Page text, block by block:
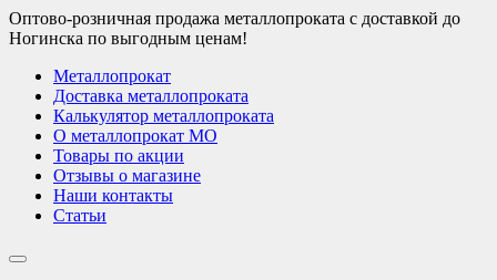
Оптово-розничная продажа металлопроката с доставкой до
Ногинска по выгодным ценам!
Металлопрокат
Доставка металлопроката
Калькулятор металлопроката
О металлопрокат МО
Товары по акции
Отзывы о магазине
Наши контакты
Статьи